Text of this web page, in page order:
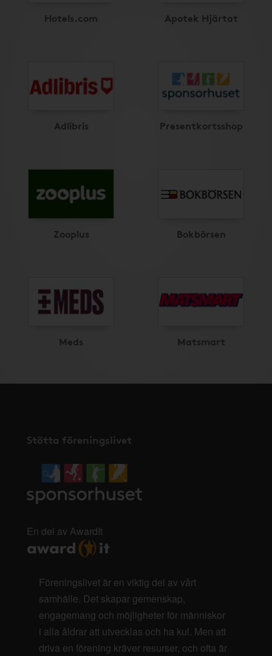
Hotels.com Apotek Hjärtat
Adlibris Presentkortsshop
Zooplus Bokbörsen
Meds Matsmart
Stötta föreningslivet
En del av AwardIt
Föreningslivet är en viktig del av vårt
samhälle. Det skapar gemenskap,
engagemang och möjligheter för människor
i alla åldrar att utvecklas och ha kul. Men att
driva en förening kräver resurser, och ofta är